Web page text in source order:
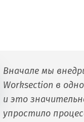
Вначале мы
Worksection в
и это
упростило